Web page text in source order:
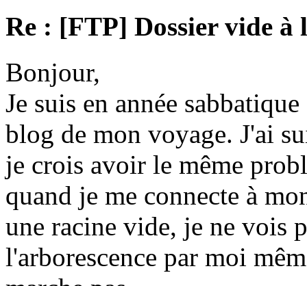
Re : [FTP] Dossier vide à
Bonjour,
Je suis en année
blog de mon voyage. J'ai
je crois avoir le même
quand je me connecte à
une racine vide, je ne vois
l'arborescence par moi